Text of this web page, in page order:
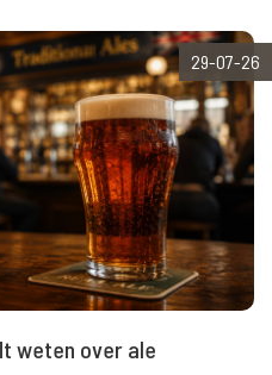
29-07-26
weten over ale